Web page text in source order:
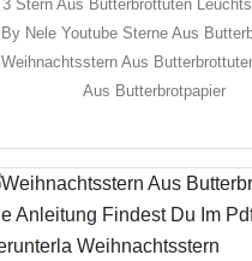
3 Stern Aus Butterbrottuten
By Nele Youtube Sterne Aus
Weihnachtsstern Aus
Aus Butterbrotpapier